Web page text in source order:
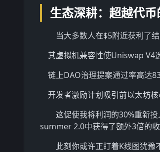
生态深耕：超越代
当大多数人在$5附近获利了
其虚拟机兼容性使Uniswap V4
链上DAO治理提案通过率高达
开发者激励计划吸引前以太坊
这促使我将利润的30%重新
summer 2.0中获得了额外3倍的收
此刻你或许正盯着K线图犹